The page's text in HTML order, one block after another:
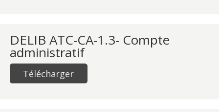
DELIB ATC-CA-1.3- Compte
administratif
Télécharger